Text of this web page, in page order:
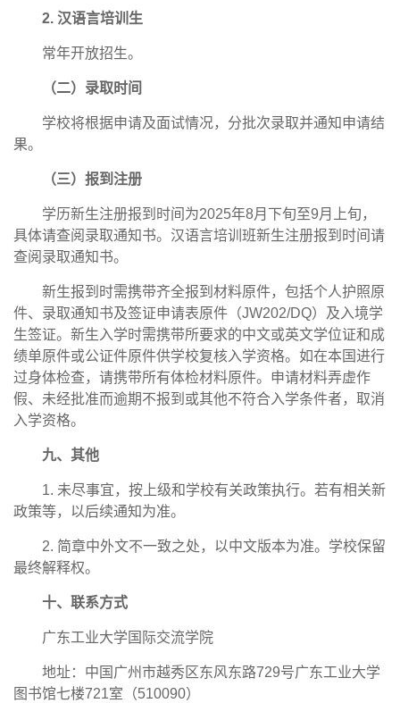
2. 汉语言培训生
常年开放招生。
（二）录取时间
学校将根据申请及面试情况，分批次录取并通知申请结
果。
（三）报到注册
学历新生注册报到时间为2025年8月下旬至9月上旬，
具体请查阅录取通知书。汉语言培训班新生注册报到时间请
查阅录取通知书。
新生报到时需携带齐全报到材料原件，包括个人护照原
件、录取通知书及签证申请表原件（JW202/DQ）及入境学
生签证。新生入学时需携带所要求的中文或英文学位证和成
绩单原件或公证件原件供学校复核入学资格。如在本国进行
过身体检查，请携带所有体检材料原件。申请材料弄虚作
假、未经批准而逾期不报到或其他不符合入学条件者，取消
入学资格。
九、其他
1. 未尽事宜，按上级和学校有关政策执行。若有相关新
政策等，以后续通知为准。
2. 简章中外文不一致之处，以中文版本为准。学校保留
最终解释权。
十、联系方式
广东工业大学国际交流学院
地址：中国广州市越秀区东风东路729号广东工业大学
图书馆七楼721室（510090）